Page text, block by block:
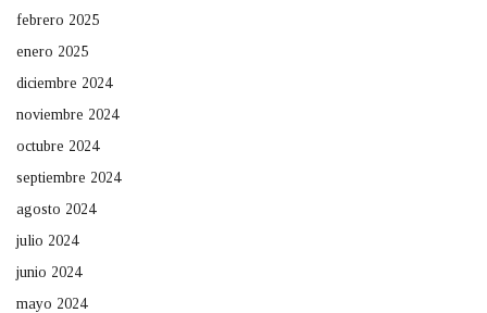
febrero 2025
enero 2025
diciembre 2024
noviembre 2024
octubre 2024
septiembre 2024
agosto 2024
julio 2024
junio 2024
mayo 2024